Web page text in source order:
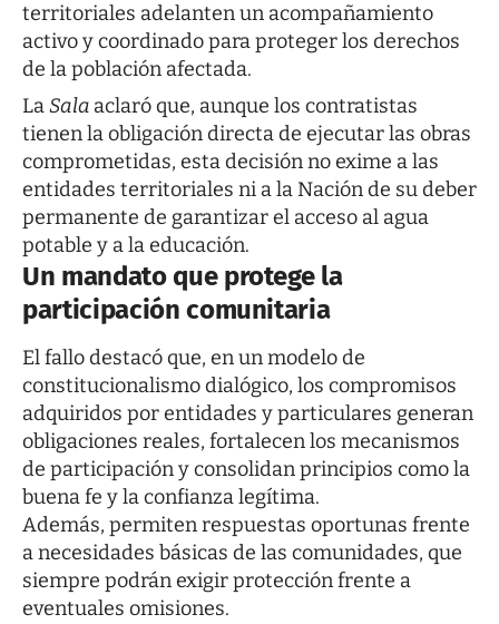
territoriales adelanten un acompañamiento
activo y coordinado para proteger los derechos
de la población afectada.
LaSala aclaró que, aunque los contratistas
tienen la obligación directa de ejecutar las obras
comprometidas, esta decisión no exime a las
entidades territoriales ni a la Nación de su deber
permanente de garantizar el acceso al agua
potable y a la educación.
Un mandato que protege la
participación comunitaria
El fallo destacó que, en un modelo de
constitucionalismo dialógico, los compromisos
adquiridos por entidades y particulares generan
obligaciones reales, fortalecen los mecanismos
de participación y consolidan principios como la
buena fe y la confianza legítima.
Además, permiten respuestas oportunas frente
a necesidades básicas de las comunidades, que
siempre podrán exigir protección frente a
eventuales omisiones.